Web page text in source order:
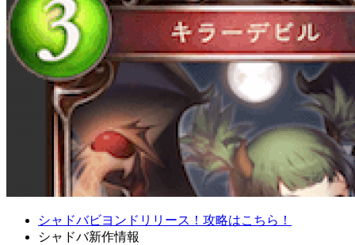
シャドバビヨンドリリース！攻略はこちら！
シャドバ新作情報